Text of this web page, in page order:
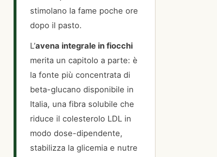
stimolano la fame poche ore
dopo il pasto.
L’avena integrale in fiocchi
merita un capitolo a parte: è
la fonte più concentrata di
beta-glucano disponibile in
Italia, una fibra solubile che
riduce il colesterolo LDL in
modo dose-dipendente,
stabilizza la glicemia e nutre